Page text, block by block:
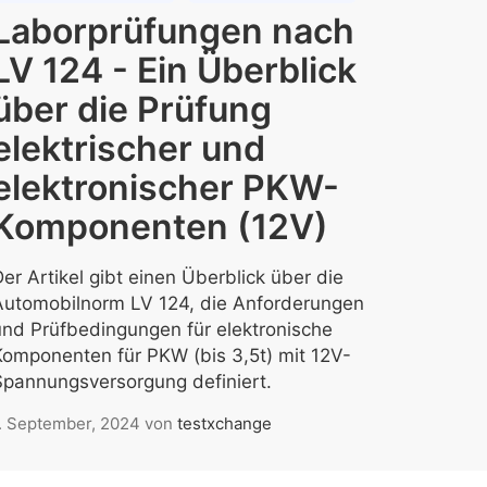
nach
124 - Ein Überblick
die Prüfung
und
PKW-
(12V)
Artikel gibt einen Überblick über die
LV 124, die Anforderungen
Prüfbedingungen für elektronische
für PKW (bis 3,5t) mit 12V-
definiert.
September, 2024 von testxchange